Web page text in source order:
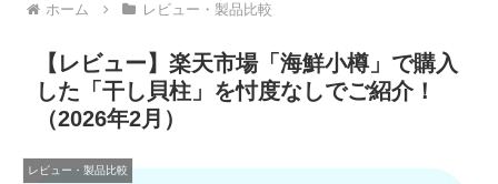
ホーム レビュー・製品比較
【レビュー】楽天市場「海鮮小樽」で購入
した「干し貝柱」を忖度なしでご紹介！
（2026年2月）
レビュー・製品比較